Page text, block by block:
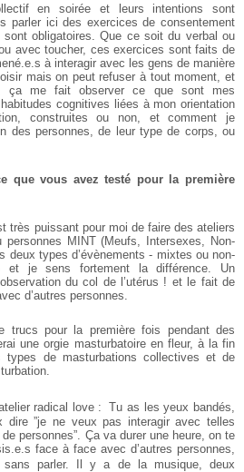
en soirée et leurs intentions sont
parler ici des exercices de consentement
obligatoires. Que ce soit du verbal ou
avec toucher, ces exercices sont faits de
à interagir avec les gens de manière
mais on peut refuser à tout moment, et
ça me fait observer ce que sont mes
cognitives liées à mon orientation
construites ou non, et comment je
des personnes, de leur type de corps, ou
que vous avez testé pour la première
très puissant pour moi de faire des ateliers
MINT (Meufs, Intersexes, Non-
deux types d’évènements - mixtes ou non-
et je sens fortement la différence. Un
du col de l’utérus ! et le fait de
d’autres personnes.
trucs pour la première fois pendant des
une orgie masturbatoire en fleur, à la fin
types de masturbations collectives et de
radical love : Tu as les yeux bandés,
”je ne veux pas interagir avec telles
personnes”. Ça va durer une heure, on te
face à face avec d’autres personnes,
parler. Il y a de la musique, deux